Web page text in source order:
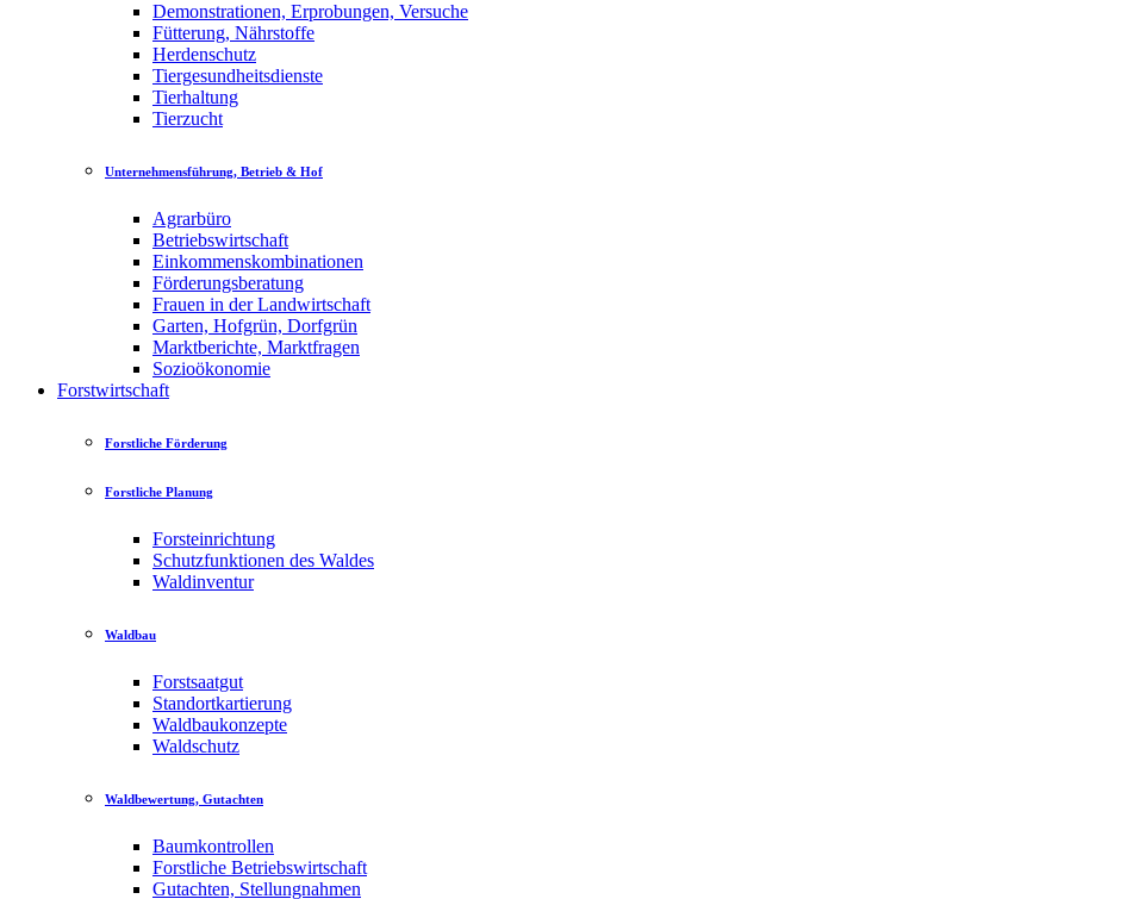
Demonstrationen, Erprobungen, Versuche
Fütterung, Nährstoffe
Herdenschutz
Tiergesundheitsdienste
Tierhaltung
Tierzucht
Unternehmensführung, Betrieb & Hof
Agrarbüro
Betriebswirtschaft
Einkommenskombinationen
Förderungsberatung
Frauen in der Landwirtschaft
Garten, Hofgrün, Dorfgrün
Marktberichte, Marktfragen
Sozioökonomie
Forstwirtschaft
Forstliche Förderung
Forstliche Planung
Forsteinrichtung
Schutzfunktionen des Waldes
Waldinventur
Waldbau
Forstsaatgut
Standortkartierung
Waldbaukonzepte
Waldschutz
Waldbewertung, Gutachten
Baumkontrollen
Forstliche Betriebswirtschaft
Gutachten, Stellungnahmen